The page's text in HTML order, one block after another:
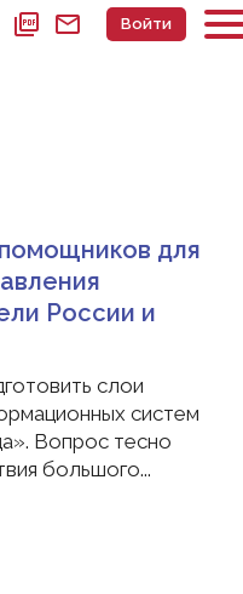
picture_as_pdf mail Войти
для
России и
слои
систем
Вопрос тесно
большого...